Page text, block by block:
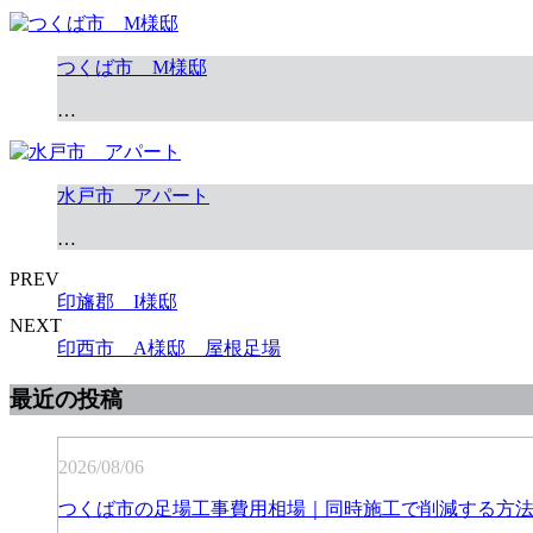
つくば市 M様邸
…
水戸市 アパート
…
PREV
印旛郡 I様邸
NEXT
印西市 A様邸 屋根足場
最近の投稿
2026/08/06
つくば市の足場工事費用相場｜同時施工で削減する方法